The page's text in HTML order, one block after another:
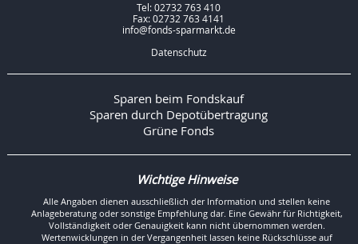
Tel: 02732 763 410
Fax: 02732 763 4141
info@fonds-sparmarkt.de
Datenschutz
Sparen beim Fondskauf
Sparen durch Depotübertragung
Grüne Fonds
Wichtige Hinweise
Alle Angaben dienen ausschließlich der Information und stellen keine
Anlageberatung oder sonstige Empfehlung dar. Eine Gewähr für Richtigkeit,
Vollständigkeit oder Genauigkeit kann nicht übernommen werden.
Wertenwicklungen in der Vergangenheit lassen keine Rückschlüsse auf